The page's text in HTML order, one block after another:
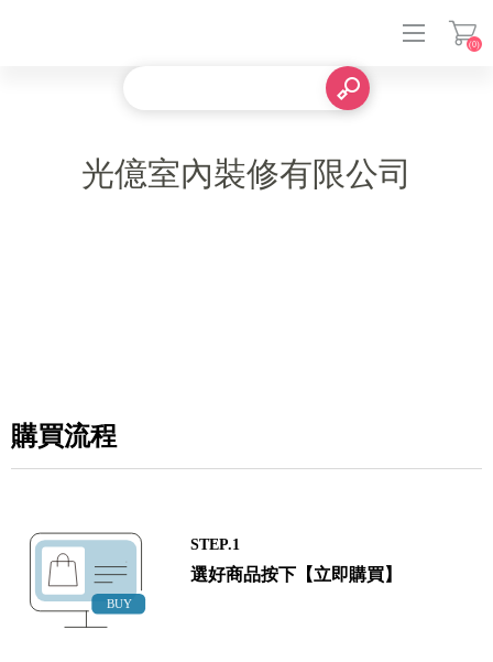
(0)
光億室內裝修有限公司
購買流程
STEP.1
選好商品按下【立即購買】